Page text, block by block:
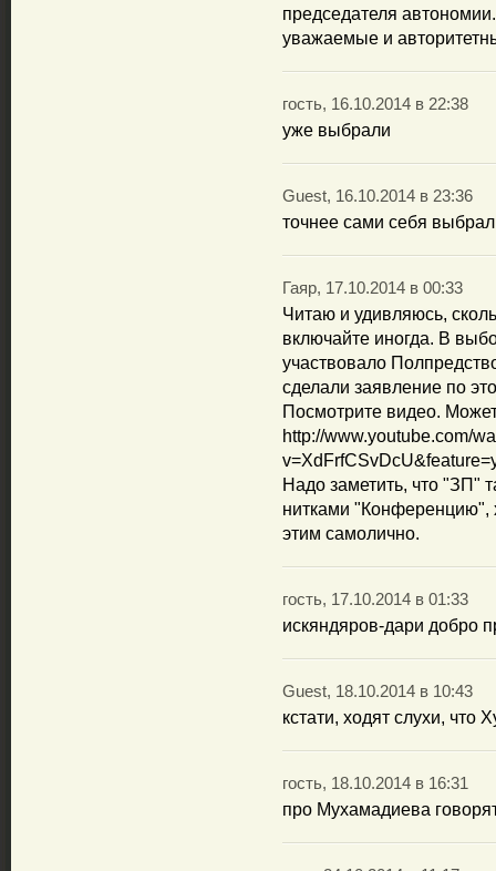
председателя
уважаемые и
гость, 16.10.2014 в 22:38
уже выбрали
Guest, 16.10.2014 в 23:36
точнее сами себя
Гаяр, 17.10.2014 в 00:33
Читаю и удивляюсь,
включайте иногда. В
участвовало
сделали заявление по
Посмотрите видео.
http://www.youtube.com/
Надо заметить, что "ЗП"
нитками "Конференцию",
этим самолично.
гость, 17.10.2014 в 01:33
искяндяров-дари добро
Guest, 18.10.2014 в 10:43
кстати, ходят слухи, что
гость, 18.10.2014 в 16:31
про Мухамадиева